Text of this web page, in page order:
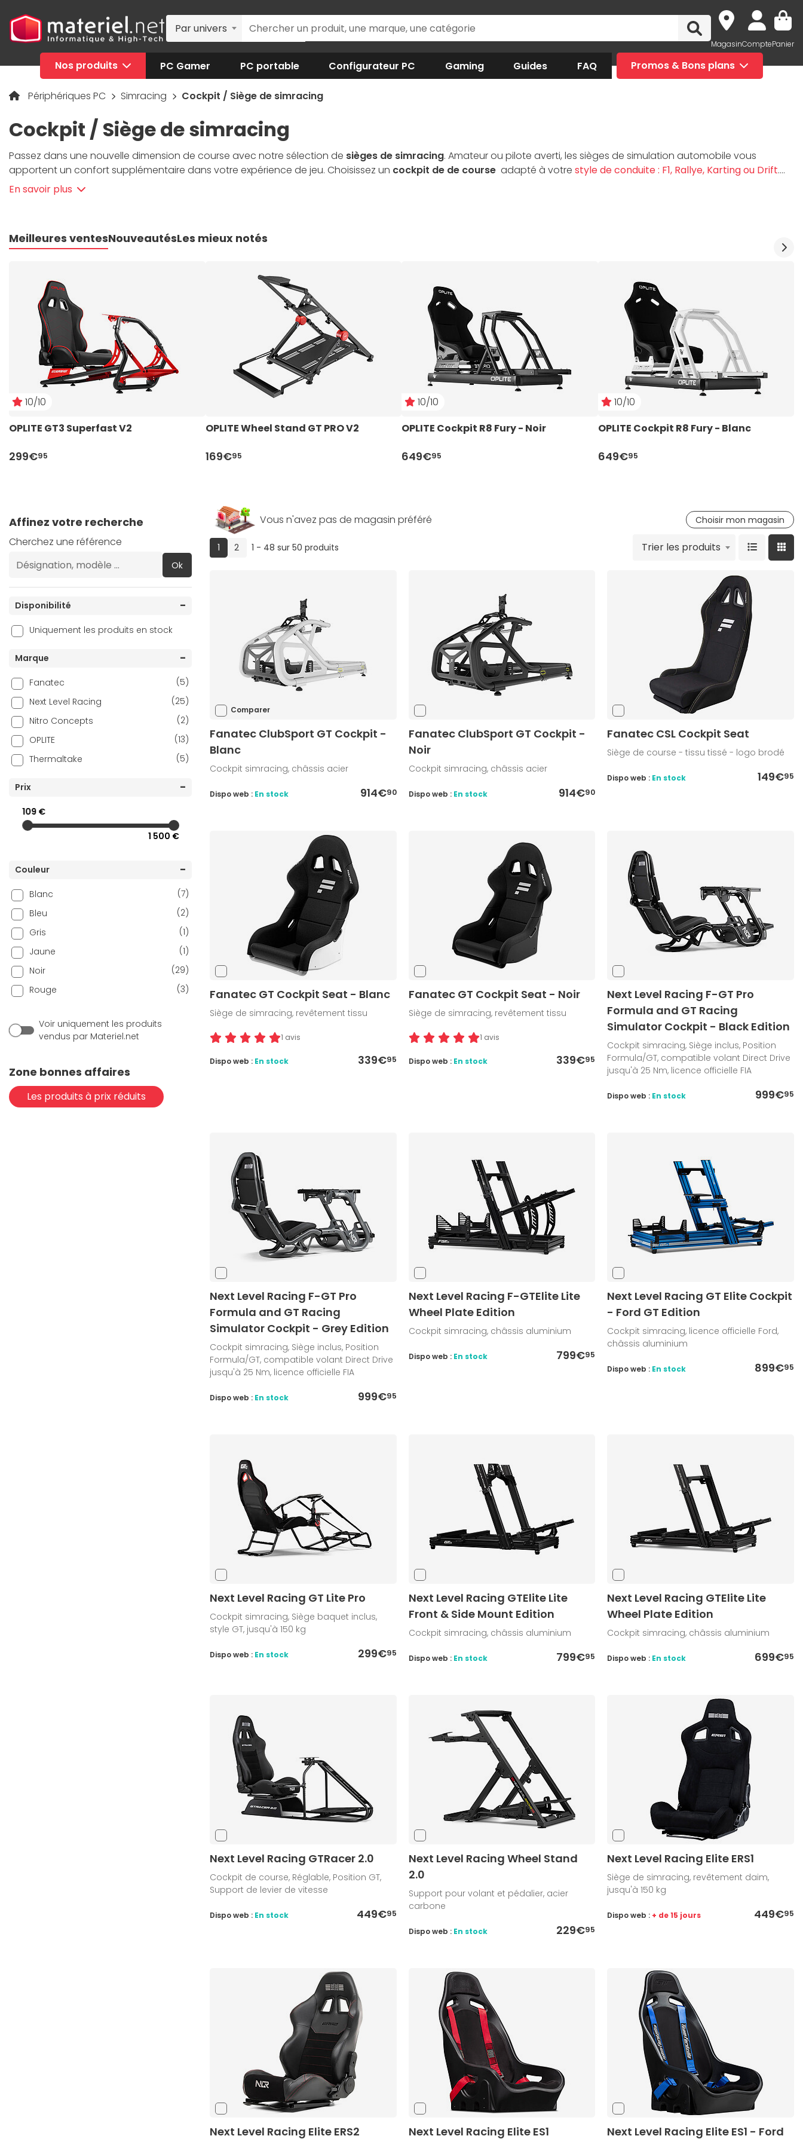
Par univers
MagasinComptePanier
Nos produits PC Gamer PC portable Configurateur PC Gaming Guides FAQ Promos & Bons plans
Périphériques PC Simracing Cockpit / Siège de simracing
Cockpit / Siège de simracing
Passez dans une nouvelle dimension de course avec notre sélection de sièges de simracing. Amateur ou pilote averti, les sièges de simulation automobile vous
apportent un confort supplémentaire dans votre expérience de jeu. Choisissez un cockpit de de course adapté à votre style de conduite : F1, Rallye, Karting ou Drift.
Entre stabilité renforcée, position assise ergonomique type
etc.), devenez un as du volant sans vous fatiguer. Nos spécialistes vous proposent des marques reconnues pour leur fiabilité par la communauté de simracers, comme
En savoir plus
Meilleures ventesNouveautésLes mieux notés
10/10
OPLITE GT3 Superfast V2
299€95
OPLITE Wheel Stand GT PRO V2
169€95
10/10
OPLITE Cockpit R8 Fury - Noir
649€95
10/10
OPLITE Cockpit R8 Fury - Blanc
649€95
Affinez votre recherche
Cherchez une référence
Ok
Disponibilité
Uniquement les produits en stock
Marque
Fanatec
(5)
Next Level Racing
(25)
Nitro Concepts
(2)
OPLITE
(13)
Thermaltake
(5)
Prix
109 €
1 500 €
Couleur
Blanc
(7)
Bleu
(2)
Gris
(1)
Jaune
(1)
Noir
(29)
Rouge
(3)
Voir uniquement les produits
vendus par Materiel.net
Zone bonnes affaires
Les produits à prix réduits
Vous n'avez pas de magasin préféré Choisir mon magasin
1(current)
2 1 - 48 sur 50 produits Trier les produits
Comparer
Fanatec ClubSport GT Cockpit -
Blanc
Cockpit simracing, châssis acier
914€90
Dispo web : En stock
Fanatec ClubSport GT Cockpit -
Noir
Cockpit simracing, châssis acier
914€90
Dispo web : En stock
Fanatec CSL Cockpit Seat
Siège de course - tissu tissé - logo brodé
149€95
Dispo web : En stock
Fanatec GT Cockpit Seat - Blanc
Siège de simracing, revêtement tissu
1 avis
339€95
Dispo web : En stock
Fanatec GT Cockpit Seat - Noir
Siège de simracing, revêtement tissu
1 avis
339€95
Dispo web : En stock
Next Level Racing F-GT Pro
Formula and GT Racing
Simulator Cockpit - Black Edition
Cockpit simracing, Siège inclus, Position
Formula/GT, compatible volant Direct Drive
jusqu'à 25 Nm, licence officielle FIA
999€95
Dispo web : En stock
Next Level Racing F-GT Pro
Formula and GT Racing
Simulator Cockpit - Grey Edition
Cockpit simracing, Siège inclus, Position
Formula/GT, compatible volant Direct Drive
jusqu'à 25 Nm, licence officielle FIA
999€95
Dispo web : En stock
Next Level Racing F-GTElite Lite
Wheel Plate Edition
Cockpit simracing, châssis aluminium
799€95
Dispo web : En stock
Next Level Racing GT Elite Cockpit
- Ford GT Edition
Cockpit simracing, licence officielle Ford,
châssis aluminium
899€95
Dispo web : En stock
Next Level Racing GT Lite Pro
Cockpit simracing, Siège baquet inclus,
style GT, jusqu'à 150 kg
299€95
Dispo web : En stock
Next Level Racing GTElite Lite
Front & Side Mount Edition
Cockpit simracing, châssis aluminium
799€95
Dispo web : En stock
Next Level Racing GTElite Lite
Wheel Plate Edition
Cockpit simracing, châssis aluminium
699€95
Dispo web : En stock
Next Level Racing GTRacer 2.0
Cockpit de course, Réglable, Position GT,
Support de levier de vitesse
449€95
Dispo web : En stock
Next Level Racing Wheel Stand
2.0
Support pour volant et pédalier, acier
carbone
229€95
Dispo web : En stock
Next Level Racing Elite ERS1
Siège de simracing, revêtement daim,
jusqu'à 150 kg
449€95
Dispo web : + de 15 jours
Next Level Racing Elite ERS2 Next Level Racing Elite ES1
Next Level Racing Elite ES1 - Ford